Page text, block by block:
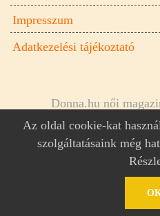
Impresszum
Adatkezelési tájékoztató
Donna.hu női
Az oldal cookie-kat
szolgáltatásaink még